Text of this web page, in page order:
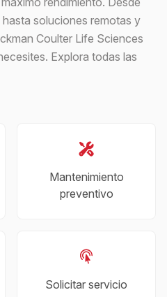
soluciones remotas y
Coulter Life Sciences
Explora todas las
Mantenimiento
preventivo
Solicitar servicio